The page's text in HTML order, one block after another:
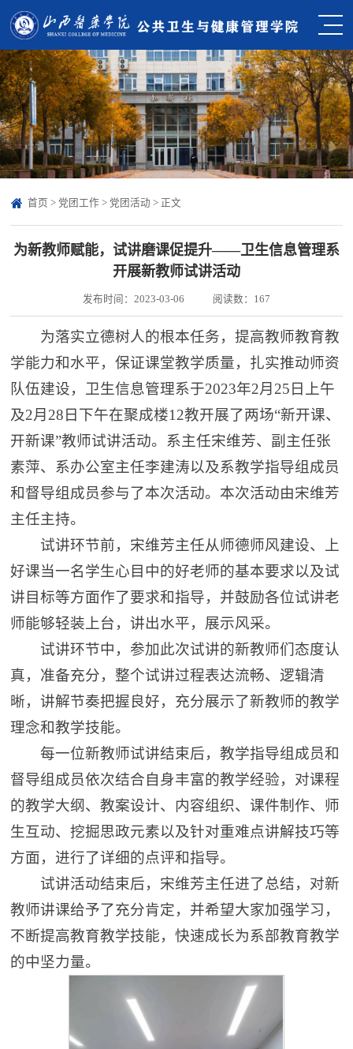
首页 > 党团工作 > 党团活动 > 正文
为新教师赋能，试讲磨课促提升——卫生信息管理系
开展新教师试讲活动
发布时间：2023-03-06 阅读数： 167
为落实立德树人的根本任务，提高教师教育教
学能力和水平，保证课堂教学质量，扎实推动师资
队伍建设，卫生信息管理系于2023年2月25日上午
及2月28日下午在聚成楼12教开展了两场“新开课、
开新课”教师试讲活动。系主任宋维芳、副主任张
素萍、系办公室主任李建涛以及系教学指导组成员
和督导组成员参与了本次活动。本次活动由宋维芳
主任主持。
试讲环节前，宋维芳主任从师德师风建设、上
好课当一名学生心目中的好老师的基本要求以及试
讲目标等方面作了要求和指导，并鼓励各位试讲老
师能够轻装上台，讲出水平，展示风采。
试讲环节中，参加此次试讲的新教师们态度认
真，准备充分，整个试讲过程表达流畅、逻辑清
晰，讲解节奏把握良好，充分展示了新教师的教学
理念和教学技能。
每一位新教师试讲结束后，教学指导组成员和
督导组成员依次结合自身丰富的教学经验，对课程
的教学大纲、教案设计、内容组织、课件制作、师
生互动、挖掘思政元素以及针对重难点讲解技巧等
方面，进行了详细的点评和指导。
试讲活动结束后，宋维芳主任进了总结，对新
教师讲课给予了充分肯定，并希望大家加强学习，
不断提高教育教学技能，快速成长为系部教育教学
的中坚力量。